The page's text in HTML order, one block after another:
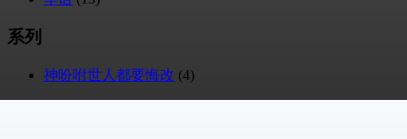
系列
神吩咐世人都要悔改 (4)